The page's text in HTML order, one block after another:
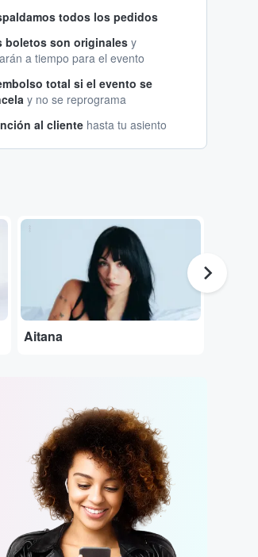
todos los pedidos
boletos son originalesy
a tiempo para el evento
total si el evento se
y no se reprograma
al cliente hasta tu asiento
Aitana